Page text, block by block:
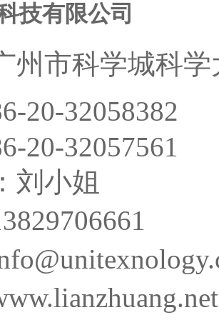
技有限公司
州市科学城科
20-32058382
20-32057561
刘小姐